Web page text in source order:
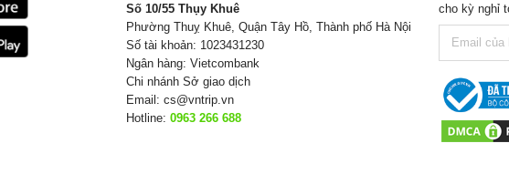
Số 10/55 Thụy Khuê
Phường Thuỵ Khuê, Quận Tây Hồ, Thành phố Hà Nội
Số tài khoản: 1023431230
Ngân hàng: Vietcombank
Chi nhánh Sở giao dịch
Email: cs@vntrip.vn
Hotline: 0963 266 688
cho kỳ nghỉ